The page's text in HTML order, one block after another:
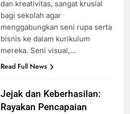
dan kreativitas, sangat krusial
bagi sekolah agar
menggabungkan seni rupa serta
bisnis ke dalam kurikulum
mereka. Seni visual,…
Read Full News
Jejak dan Keberhasilan:
Rayakan Pencapaian